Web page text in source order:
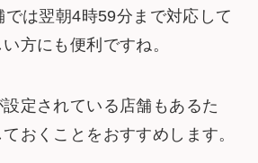
は翌朝4時59分まで対応して
方にも便利ですね。
定されている店舗もあるた
おくことをおすすめします。